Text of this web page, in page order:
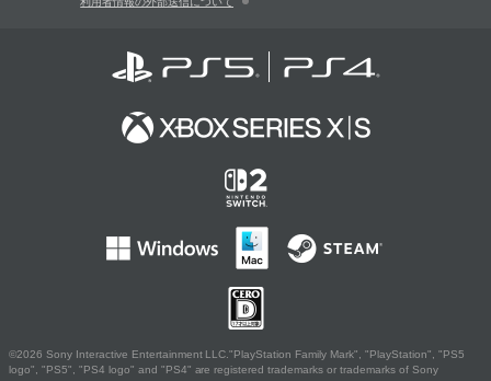
©2026 Sony Interactive Entertainment LLC."PlayStation Family Mark", "PlayStation", "PS5
logo", "PS5", "PS4 logo" and "PS4" are registered trademarks or trademarks of Sony